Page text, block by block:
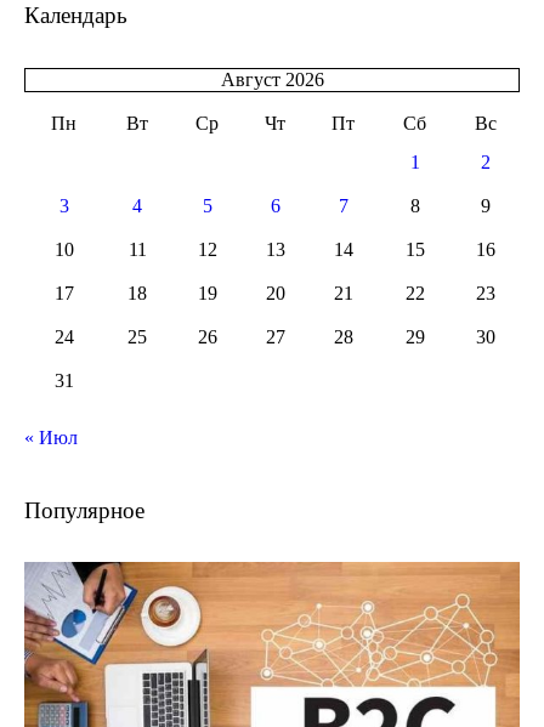
Календарь
Август 2026
Пн Вт Ср Чт Пт Сб
Вс
1
2
3 4 5 6 7 8 9
10 11 12 13 14 15 16
17 18 19 20 21 22 23
24 25 26 27 28 29 30
31
« Июл
Популярное